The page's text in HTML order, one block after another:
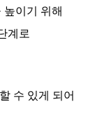
이기 위해
계로
수 있게 되어